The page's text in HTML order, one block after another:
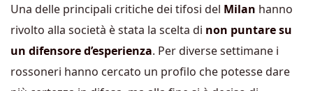
Una delle principali critiche dei tifosi del Milan hanno
rivolto alla società è stata la scelta di non puntare su
un difensore d’esperienza. Per diverse settimane i
rossoneri hanno cercato un profilo che potesse dare